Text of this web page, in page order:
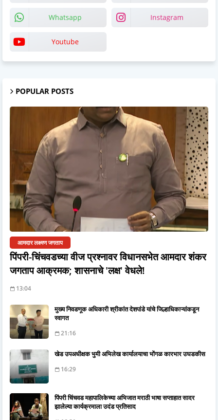
Whatsapp Instagram
Youtube
POPULAR POSTS
आमदार लक्ष्मण जगताप
पिंपरी-चिंचवडच्या वीज प्रश्नावर विधानसभेत आमदार शंकर
जगताप आक्रमक; शासनाचे 'लक्ष' वेधले!
13:04
मुख्य निवडणूक अधिकारी श्रीकांत देशपांडे यांचे जिल्हाधिकाऱ्यांकडून
स्वागत
21:16
खेड उपअधीक्षक भुमी अभिलेख कार्यालयाचा भोंगळ कारभार उघडकीस
16:29
पिंपरी चिंचवड महापालिकेच्या अभिजात मराठी भाषा सप्ताहात सादर
झालेल्या कार्यक्रमाला उदंड प्रतिसाद